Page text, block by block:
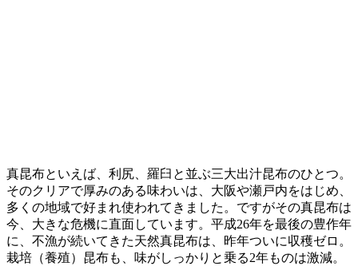
真昆布といえば、利尻、羅臼と並ぶ三大出汁昆布のひとつ。
そのクリアで厚みのある味わいは、大阪や瀬戸内をはじめ、
多くの地域で好まれ使われてきました。ですがその真昆布は
今、大きな危機に直面しています。平成26年を最後の豊作年
に、不漁が続いてきた天然真昆布は、昨年ついに収穫ゼロ。
栽培（養殖）昆布も、味がしっかりと乗る2年ものは激減。